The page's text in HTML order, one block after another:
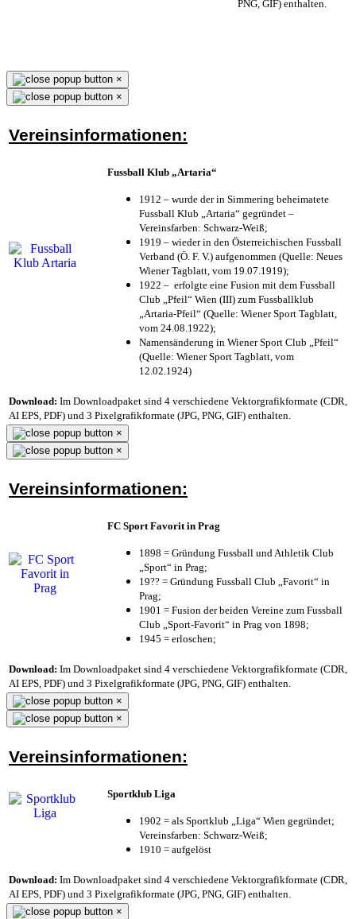
PNG, GIF) enthalten.
×
×
Vereinsinformationen:
Fussball Klub „Artaria“
1912 – wurde der in Simmering beheimatete
Fussball Klub „Artaria“ gegründet –
Vereinsfarben: Schwarz-Weiß;
1919 – wieder in den Österreichischen Fussball
Verband (Ö. F. V.) aufgenommen (Quelle: Neues
Wiener Tagblatt, vom 19.07.1919);
1922 – erfolgte eine Fusion mit dem Fussball
Club „Pfeil“ Wien (III) zum Fussballklub
„Artaria-Pfeil“ (Quelle: Wiener Sport Tagblatt,
vom 24.08.1922);
Namensänderung in Wiener Sport Club „Pfeil“
(Quelle: Wiener Sport Tagblatt, vom
12.02.1924)
Download: Im Downloadpaket sind 4 verschiedene Vektorgrafikformate (CDR,
AI EPS, PDF) und 3 Pixelgrafikformate (JPG, PNG, GIF) enthalten.
×
×
Vereinsinformationen:
FC Sport Favorit in Prag
1898 = Gründung Fussball und Athletik Club
„Sport“ in Prag;
19?? = Gründung Fussball Club „Favorit“ in
Prag;
1901 = Fusion der beiden Vereine zum Fussball
Club „Sport-Favorit“ in Prag von 1898;
1945 = erloschen;
Download: Im Downloadpaket sind 4 verschiedene Vektorgrafikformate (CDR,
AI EPS, PDF) und 3 Pixelgrafikformate (JPG, PNG, GIF) enthalten.
×
×
Vereinsinformationen:
Sportklub Liga
1902 = als Sportklub „Liga“ Wien gegründet;
Vereinsfarben: Schwarz-Weiß;
1910 = aufgelöst
Download: Im Downloadpaket sind 4 verschiedene Vektorgrafikformate (CDR,
AI EPS, PDF) und 3 Pixelgrafikformate (JPG, PNG, GIF) enthalten.
×